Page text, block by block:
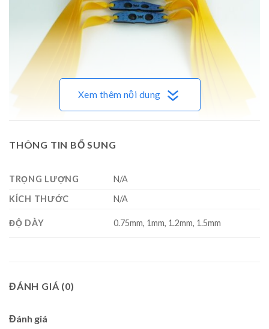
Xem thêm nội dung
THÔNG TIN BỔ SUNG
TRỌNG LƯỢNG
N/A
KÍCH THƯỚC
N/A
ĐỘ DÀY 0.75mm, 1mm, 1.2mm, 1.5mm
ĐÁNH GIÁ (0)
Đánh giá